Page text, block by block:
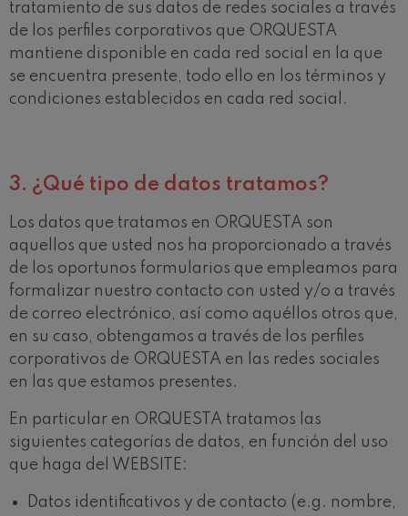
tratamiento de sus datos de redes sociales a través
de los perfiles corporativos que ORQUESTA
mantiene disponible en cada red social en la que
se encuentra presente, todo ello en los términos y
condiciones establecidos en cada red social.
3. ¿Qué tipo de datos tratamos?
Los datos que tratamos en ORQUESTA son
aquellos que usted nos ha proporcionado a través
de los oportunos formularios que empleamos para
formalizar nuestro contacto con usted y/o a través
de correo electrónico, así como aquéllos otros que,
en su caso, obtengamos a través de los perfiles
corporativos de ORQUESTA en las redes sociales
en las que estamos presentes.
En particular en ORQUESTA tratamos las
siguientes categorías de datos, en función del uso
que haga del WEBSITE:
Datos identificativos y de contacto (e.g. nombre,